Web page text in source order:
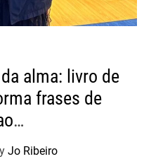
alma: livro de
frases de
Jo Ribeiro